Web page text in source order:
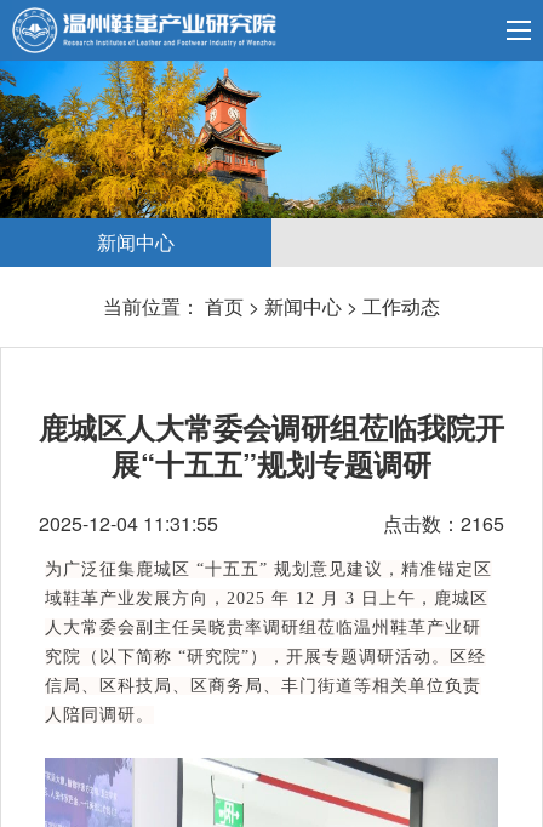
新闻中心
当前位置： 首页 > 新闻中心 > 工作动态
鹿城区人大常委会调研组莅临我院开
展“十五五”规划专题调研
点击数：2165
2025-12-04 11:31:55
为广泛征集鹿城区 “十五五” 规划意见建议，精准锚定区
域鞋革产业发展方向，2025 年 12 月 3 日上午，鹿城区
人大常委会副主任吴晓贵率调研组莅临温州鞋革产业研
究院（以下简称 “研究院”），开展专题调研活动。区经
信局、区科技局、区商务局、丰门街道等相关单位负责
人陪同调研。